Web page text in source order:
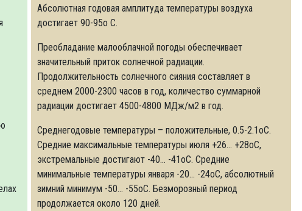
Абсолютная годовая амплитуда температуры воздуха
достигает 90-95о С.
Преобладание малооблачной погоды обеспечивает
значительный приток солнечной радиации.
Продолжительность солнечного сияния составляет в
среднем 2000-2300 часов в год, количество суммарной
радиации достигает 4500-4800 МДж/м2 в год.
Среднегодовые температуры – положительные, 0.5-2.1оС.
Средние максимальные температуры июля +26... +28оС,
экстремальные достигают -40... -41оС. Средние
минимальные температуры января -20... -24оС, абсолютный
зимний минимум -50... -55оС. Безморозный период
продолжается около 120 дней.